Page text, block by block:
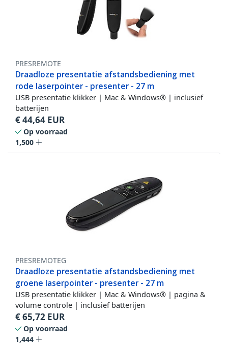
PRESREMOTE
Draadloze presentatie afstandsbediening met
rode laserpointer - presenter - 27 m
USB presentatie klikker | Mac & Windows® | inclusief
batterijen
€44,64 EUR
Op voorraad
1,500
PRESREMOTEG
Draadloze presentatie afstandsbediening met
groene laserpointer - presenter - 27 m
USB presentatie klikker | Mac & Windows® | pagina &
volume controle | inclusief batterijen
€65,72 EUR
Op voorraad
1,444